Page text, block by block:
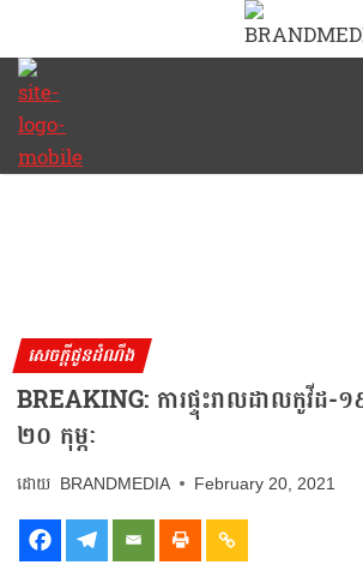
សេចក្តីជូនដំណឹង
BREAKING: ការផ្ទុះរាលដាលកូវីដ
២០ កុម្ភៈ
BRANDMEDIA February 20, 2021